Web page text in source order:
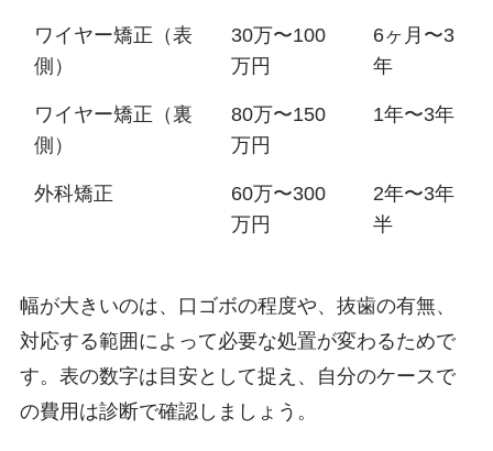
ワイヤー矯正（表
側）
30万〜100
万円
6ヶ月〜3
年
ワイヤー矯正（裏
側）
80万〜150
万円
1年〜3年
外科矯正
60万〜300
万円
2年〜3年
半
幅が大きいのは、口ゴボの程度や、抜歯の有無、
対応する範囲によって必要な処置が変わるためで
す。表の数字は目安として捉え、自分のケースで
の費用は診断で確認しましょう。